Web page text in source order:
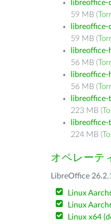
59 MB (
59 MB (
56 MB (
56 MB (
223 MB (
224 MB (
オペレーテ
LibreOffice
Linux
Linux
Linux x64